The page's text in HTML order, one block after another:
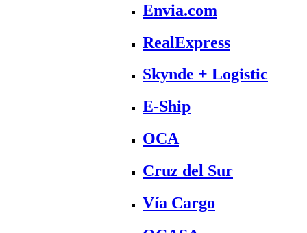
Envia.com
RealExpress
Skynde + Logistic
E-Ship
OCA
Cruz del Sur
Vía Cargo